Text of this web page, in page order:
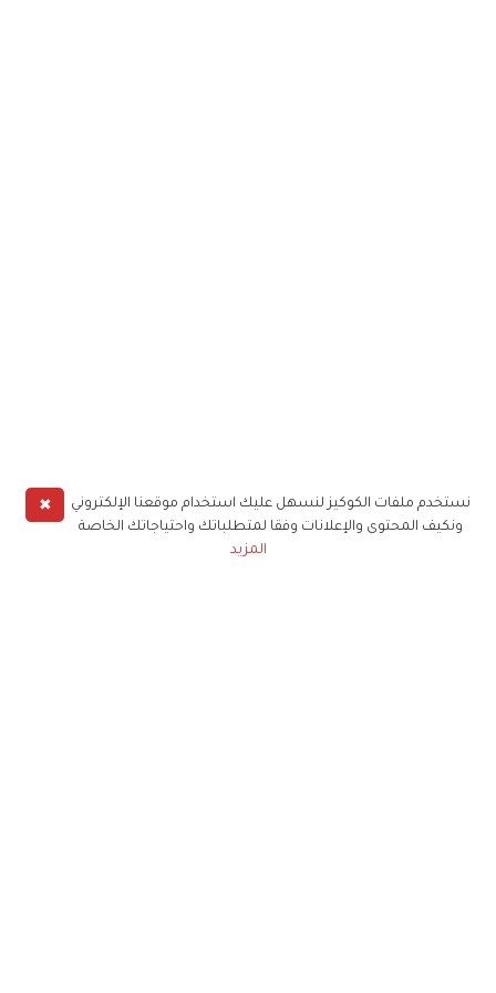
✖
نستخدم ملفات الكوكيز لنسهل عليك استخدام موقعنا الإلكتروني
ونكيف المحتوى والإعلانات وفقا لمتطلباتك واحتياجاتك الخاصة
المزيد